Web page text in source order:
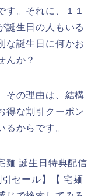
。それに、１１
誕生日の人もいる
な誕生日に何かお
んか？
その理由は、結構
得な割引クーポン
からです。
麺 誕生日特典配信
セール】【 宅麺